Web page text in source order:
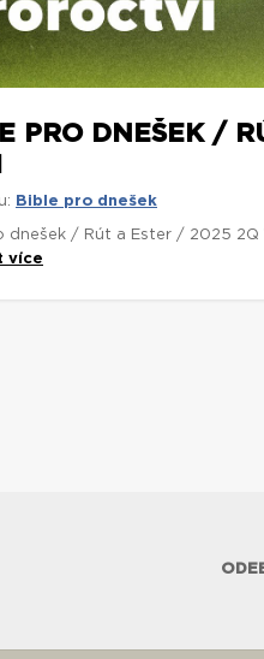
PRO DNEŠEK /
Bible pro dnešek
dnešek / Rút a Ester / 2025 2Q
více